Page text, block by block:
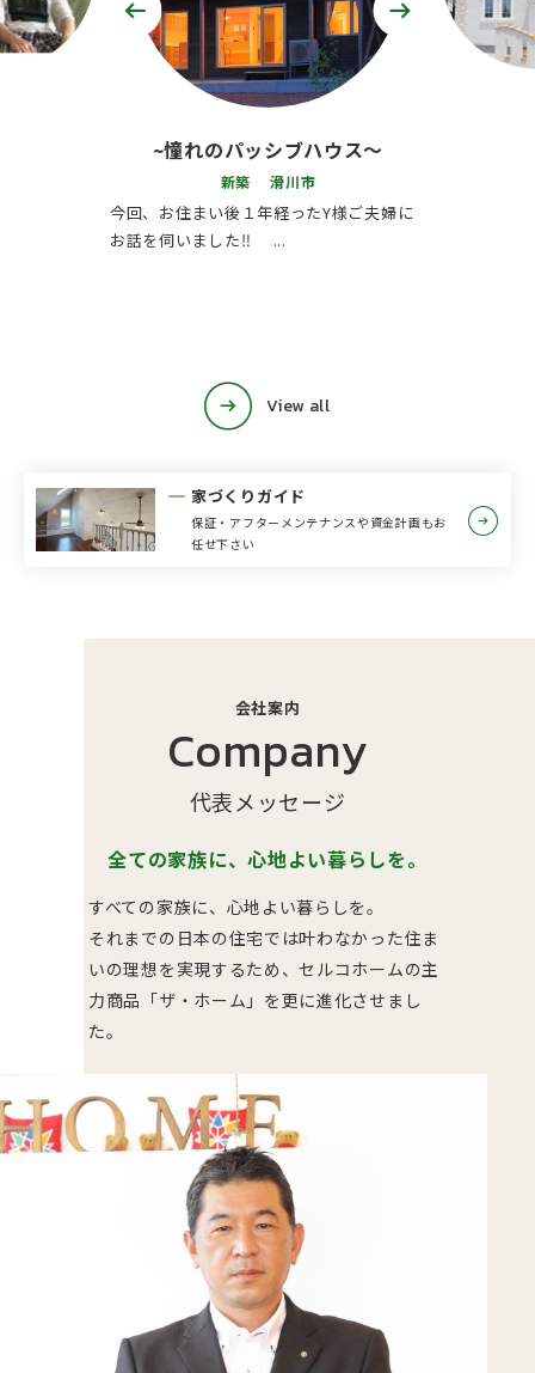
～振り返ると「とても楽しか
った」家づくり～
新築 富山市
今回、お住まい後６ケ月経ったA様ご夫妻
View all
家づくりガイド
保証・アフターメンテナンスや資⾦計画もお
任せ下さい
会社案内
Company
代表メッセージ
全ての家族に、心地よい暮らしを。
すべての家族に、心地よい暮らしを。
それまでの日本の住宅では叶わなかった住ま
いの理想を実現するため、セルコホームの主
力商品「ザ・ホーム」を更に進化させまし
た。